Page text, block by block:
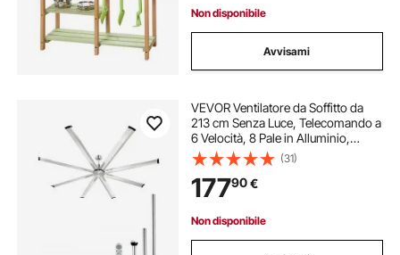
Non disponibile
Avvisami
VEVOR Ventilatore da Soffitto da
213 cm Senza Luce, Telecomando a
6 Velocità, 8 Pale in Alluminio,
Motore DC Reversibile, Moderno
Ventilatore a Filo per Soggiorno,
Patio, Nichel Spazzolato
(31)
17790€
Non disponibile